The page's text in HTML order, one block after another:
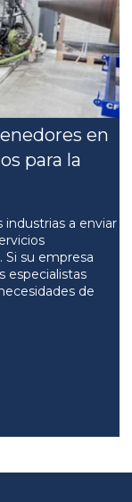
en
para la
a enviar
Si su empresa
especialistas
de